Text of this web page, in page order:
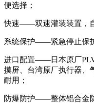
便选择；
快速——双速灌装装置，
系统保护——紧急停止保
进口配置——日本原厂
摸屏、台湾原厂执行器、
耐用；
防爆防护——整体铝合金